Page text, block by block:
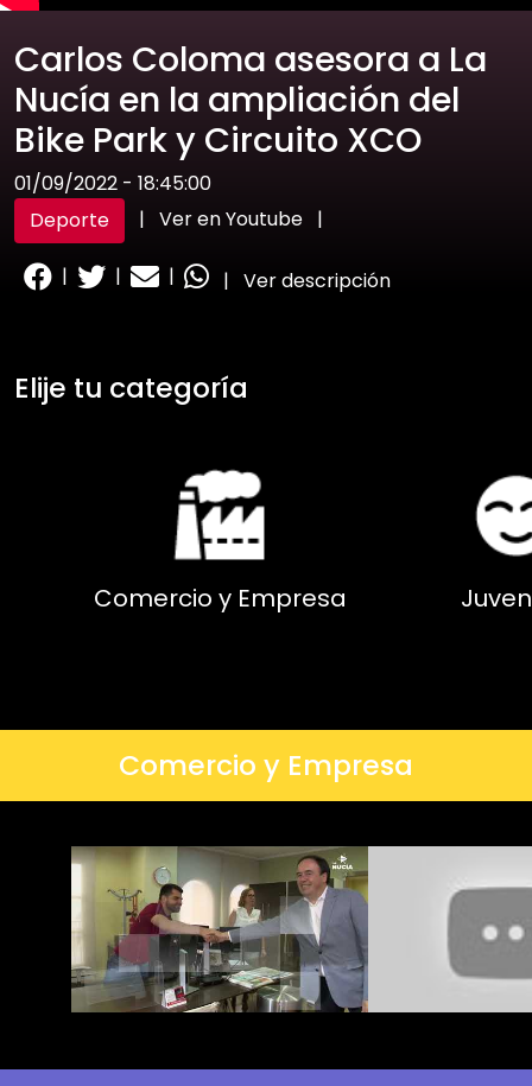
Carlos Coloma asesora a La
Nucía en la ampliación del
Bike Park y Circuito XCO
01/09/2022 - 18:45:00
Deporte
| Ver en Youtube |
| | | | Ver descripción
Elije tu categoría
Comercio y Empresa
Comercio y Empresa